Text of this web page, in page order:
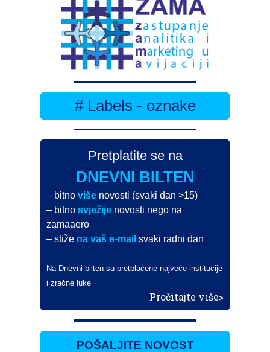
# Labels - oznake
Pretplatite se na
DNEVNI BILTEN
– bitnoviše novosti (svaki dan >15)
– bitnosvježije novosti nego na
zamaaero
– stiže na vaš e-mail svaki radni dan
Na Dnevni bilten su pretplaćene najveće institucije
i zračne luke
Pročitajte više>
POŠALJITE NOVOST